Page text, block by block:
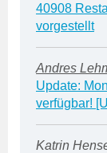
40908
vorgestellt
Andres
Update:
verfügbar!
Katrin